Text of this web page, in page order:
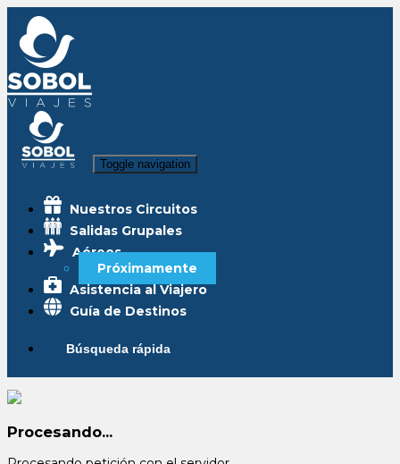
Toggle navigation
Nuestros Circuitos
Salidas Grupales
Aéreos
Próximamente
Asistencia al Viajero
Guía de Destinos
Búsqueda rápida
Procesando...